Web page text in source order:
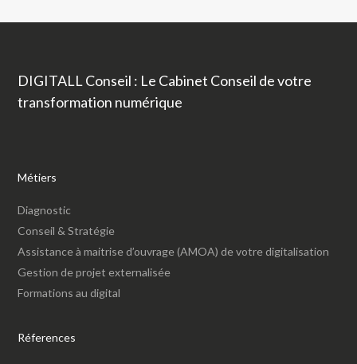
DIGITALL Conseil : Le Cabinet Conseil de votre
transformation numérique
Métiers
Diagnostic
Conseil & Stratégie
Assistance à maitrise d’ouvrage (AMOA) de votre digitalisation
Gestion de projet externalisée
Formations au digital
Réferences